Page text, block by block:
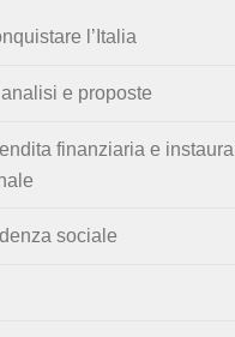
l’Italia
e proposte
finanziaria e
sociale